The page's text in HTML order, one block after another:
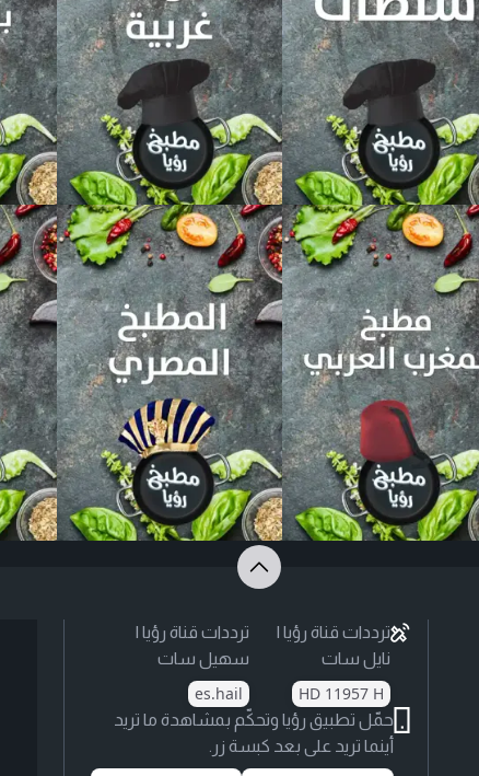
ترددات قناة رؤيا |
نايل سات
HD 11957 H
ترددات قناة رؤيا |
سهيل سات
es.hail
حمّل تطبيق رؤيا وتحكّم بمشاهدة ما تريد
أينما تريد على بعد كبسة زر.